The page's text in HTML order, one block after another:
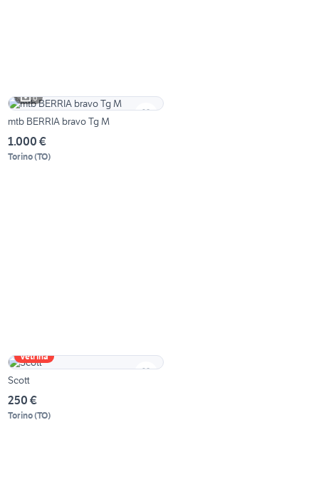
6
mtb BERRIA bravo Tg M
1.000 €
Torino(TO)
Vetrina
Scott
250 €
Torino(TO)